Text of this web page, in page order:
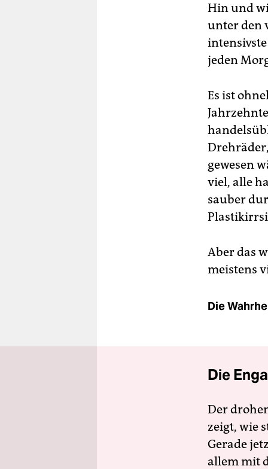
Hin und
unter den
jeden
Es ist
gewesen
viel, alle
sauber
Aber das
meistens
Die
Die
Der
zeigt, wie
Gerade
allem mit